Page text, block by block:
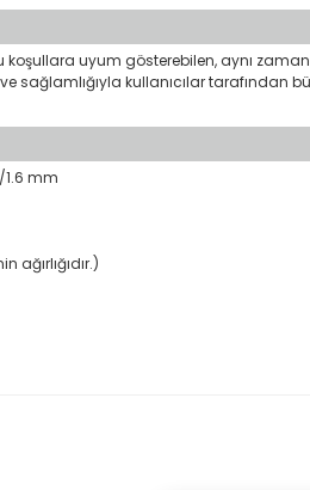
koşullara uyum gösterebilen, aynı
ve sağlamlığıyla kullanıcılar tarafından
1.6 mm
ağırlığıdır.)